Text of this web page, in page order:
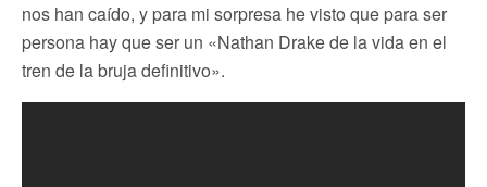
nos han caído, y para mi sorpresa he visto que para ser
persona hay que ser un «Nathan Drake de la vida en el
tren de la bruja definitivo».